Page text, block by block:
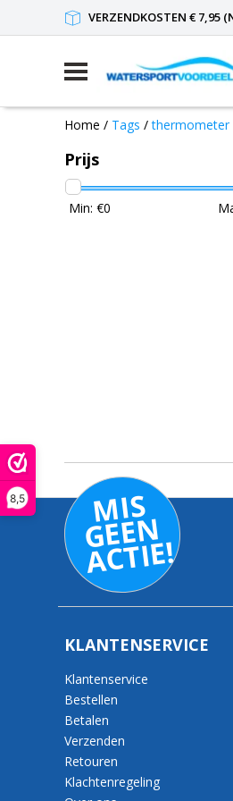
8,5
VERZENDKOSTEN € 7,95
Home / Tags /thermometer
Prijs
Min: €0
MI
S
G
E
E
N
A
C
TI
E!
KLANTENSERVICE
Klantenservice
Bestellen
Betalen
Verzenden
Retouren
Klachtenregeling